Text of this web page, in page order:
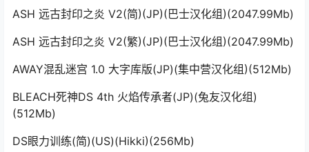
ASH 远古封印之炎 V2(简)(JP)(巴士汉化组)(2047.99Mb)
ASH 远古封印之炎 V2(繁)(JP)(巴士汉化组)(2047.99Mb)
AWAY混乱迷宫 1.0 大字库版(JP)(集中营汉化组)(512Mb)
BLEACH死神DS 4th 火焰传承者(JP)(兔友汉化组)
(512Mb)
DS眼力训练(简)(US)(Hikki)(256Mb)